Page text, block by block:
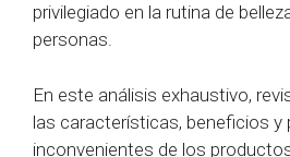
privilegiado en la rutina de
personas.
En este análisis exhaustivo,
las características, beneficios y
inconvenientes de los